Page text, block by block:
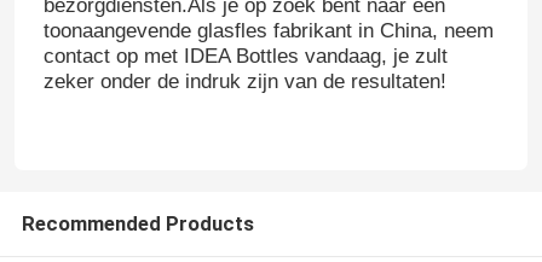
Over ons
Kwaliteitscontrole
bezorgdiensten.Als je op zoek bent naar een
toonaangevende glasfles fabrikant in China, neem
contact op met IDEA Bottles vandaag, je zult
zeker onder de indruk zijn van de resultaten!
Recommended Products